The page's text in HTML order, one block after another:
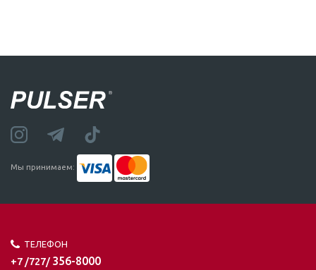
Мы принимаем:
ТЕЛЕФОН
+7 /727/ 356-8000